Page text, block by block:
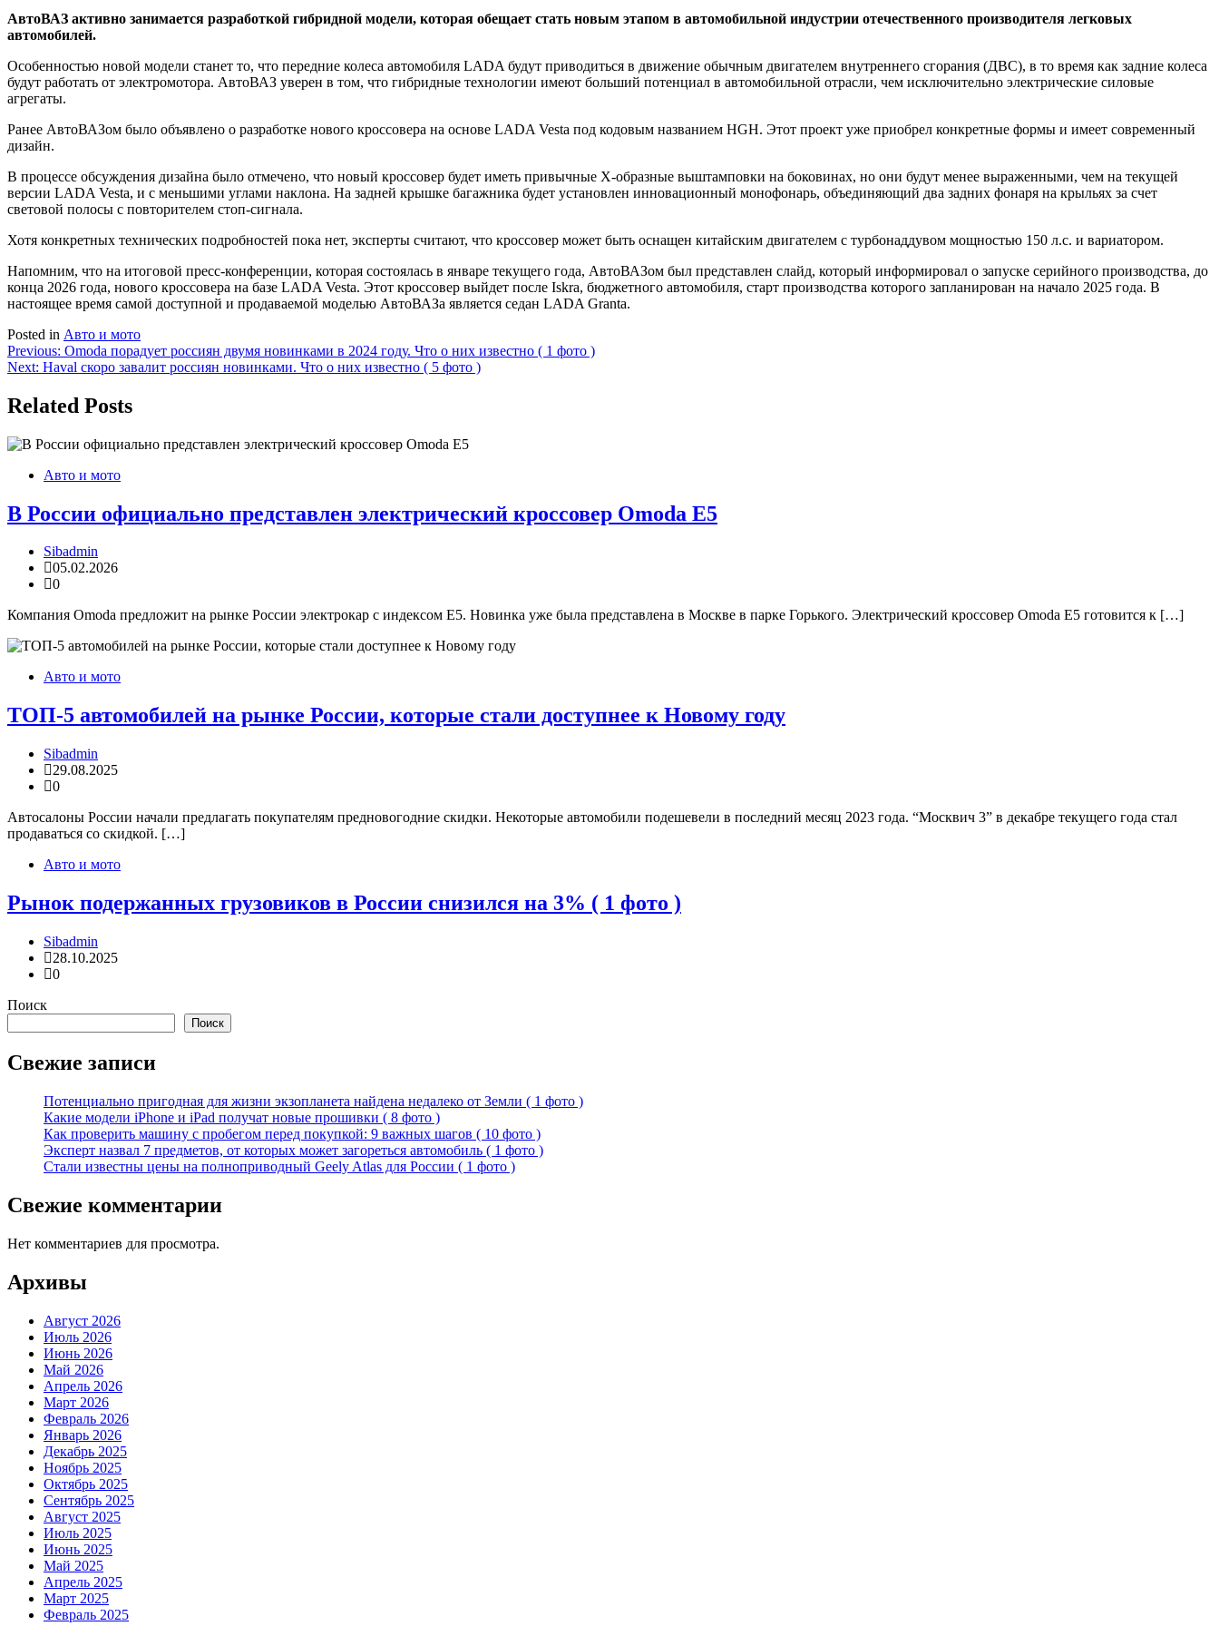
АвтоВАЗ активно занимается разработкой гибридной модели, которая обещает стать новым этапом в автомобильной индустрии отечественного производителя легковых
автомобилей.
Особенностью новой модели станет то, что передние колеса автомобиля LADA будут приводиться в движение обычным двигателем внутреннего сгорания (ДВС), в то время как задние колеса
будут работать от электромотора. АвтоВАЗ уверен в том, что гибридные технологии имеют больший потенциал в автомобильной отрасли, чем исключительно электрические силовые
агрегаты.
Ранее АвтоВАЗом было объявлено о разработке нового кроссовера на основе LADA Vesta под кодовым названием HGH. Этот проект уже приобрел конкретные формы и имеет современный
дизайн.
В процессе обсуждения дизайна было отмечено, что новый кроссовер будет иметь привычные Х-образные выштамповки на боковинах, но они будут менее выраженными, чем на текущей
версии LADA Vesta, и с меньшими углами наклона. На задней крышке багажника будет установлен инновационный монофонарь, объединяющий два задних фонаря на крыльях за счет
световой полосы с повторителем стоп-сигнала.
Хотя конкретных технических подробностей пока нет, эксперты считают, что кроссовер может быть оснащен китайским двигателем с турбонаддувом мощностью 150 л.с. и вариатором.
Напомним, что на итоговой пресс-конференции, которая состоялась в январе текущего года, АвтоВАЗом был представлен слайд, который информировал о запуске серийного производства, до
конца 2026 года, нового кроссовера на базе LADA Vesta. Этот кроссовер выйдет после Iskra, бюджетного автомобиля, старт производства которого запланирован на начало 2025 года. В
настоящее время самой доступной и продаваемой моделью АвтоВАЗа является седан LADA Granta.
Posted in Авто и мото
Навигация
по
записям
Previous: Omoda порадует россиян двумя новинками в 2024 году. Что о них известно ( 1 фото )
Next: Haval скоро завалит россиян новинками. Что о них известно ( 5 фото )
Related Posts
Авто и мото
В России официально представлен электрический кроссовер Omoda E5
Sibadmin
05.02.2026
0
Компания Omoda предложит на рынке России электрокар с индексом E5. Новинка уже была представлена в Москве в парке Горького. Электрический кроссовер Omoda E5 готовится к […]
Авто и мото
ТОП-5 автомобилей на рынке России, которые стали доступнее к Новому году
Sibadmin
29.08.2025
0
Автосалоны России начали предлагать покупателям предновогодние скидки. Некоторые автомобили подешевели в последний месяц 2023 года. “Москвич 3” в декабре текущего года стал
продаваться со скидкой. […]
Авто и мото
Рынок подержанных грузовиков в России снизился на 3% ( 1 фото )
Sibadmin
28.10.2025
0
Поиск
Поиск
Свежие записи
Потенциально пригодная для жизни экзопланета найдена недалеко от Земли ( 1 фото )
Какие модели iPhone и iPad получат новые прошивки ( 8 фото )
Как проверить машину с пробегом перед покупкой: 9 важных шагов ( 10 фото )
Эксперт назвал 7 предметов, от которых может загореться автомобиль ( 1 фото )
Стали известны цены на полноприводный Geely Atlas для России ( 1 фото )
Свежие комментарии
Нет комментариев для просмотра.
Архивы
Август 2026
Июль 2026
Июнь 2026
Май 2026
Апрель 2026
Март 2026
Февраль 2026
Январь 2026
Декабрь 2025
Ноябрь 2025
Октябрь 2025
Сентябрь 2025
Август 2025
Июль 2025
Июнь 2025
Май 2025
Апрель 2025
Март 2025
Февраль 2025